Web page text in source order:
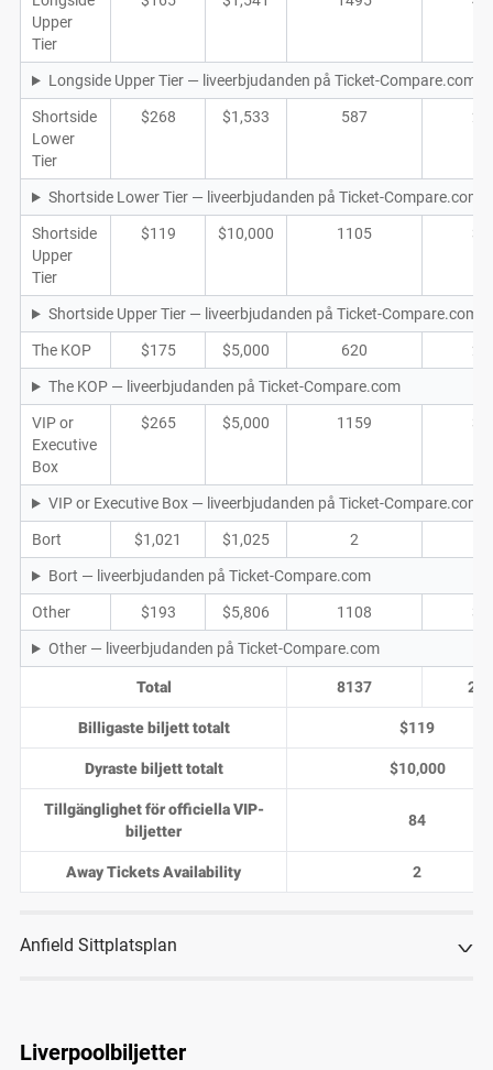
Upper
Tier
Longside Upper Tier — liveerbjudanden på Ticket-Compare.com
Shortside
Lower
Tier
$268 $1,533 587
Shortside Lower Tier — liveerbjudanden på Ticket-Compare.com
Shortside
Upper
Tier
$119 $10,000 1105
Shortside Upper Tier — liveerbjudanden på Ticket-Compare.com
The KOP $175 $5,000 620
The KOP — liveerbjudanden på Ticket-Compare.com
VIP or
Executive
Box
$265 $5,000 1159
VIP or Executive Box — liveerbjudanden på Ticket-Compare.com
Bort $1,021 $1,025 2
Bort — liveerbjudanden på Ticket-Compare.com
Other $193 $5,806 1108
Other — liveerbjudanden på Ticket-Compare.com
Total 8137
Billigaste biljett totalt $119
Dyraste biljett totalt $10,000
Tillgänglighet för officiella VIP-
biljetter
84
Away Tickets Availability 2
Anfield Sittplatsplan
Liverpoolbiljetter